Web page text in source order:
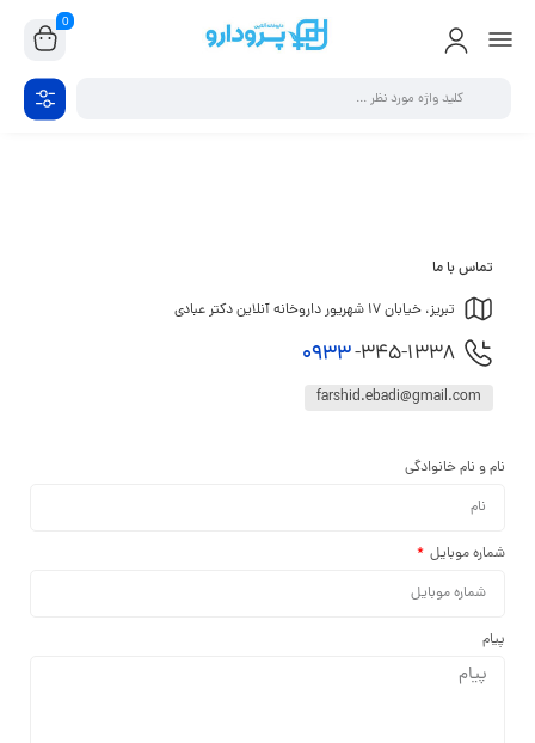
0
تماس با ما
تبریز، خیابان 17 شهریور داروخانه آنلاین دکتر عبادی
0933-345-1338
farshid.ebadi@gmail.com
نام و نام خانوادگی
شماره موبایل
پیام